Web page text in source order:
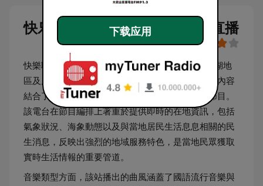
快乐连播网 澎湖 FM91.3 线上直播
快樂聯播網澎湖分台（FM 91.3）是一家以服務澎湖地
區及周邊海域聽眾為主的綜合性廣播電台。其播音內容
結合了新聞資訊、地方公共事務與多元化的音樂節目。
該電台在節目編排上著重於提供即時的在地資訊，包括
氣象狀況、海象動態以及與當地居民生活息息相關的民
生消息，反映出強烈的地域服務特色，是當地民眾獲取
實時生活情報的重要管道。
音樂類型方面，該站播出的曲風涵蓋了國語流行音樂與
下载应用